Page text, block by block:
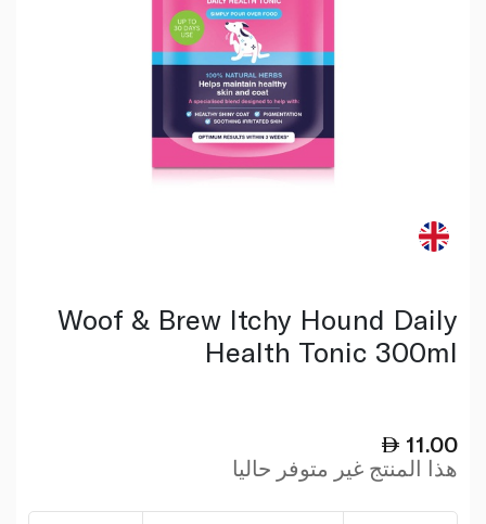
Woof & Brew Itchy Hound Daily
Health Tonic 300ml
11.00
هذا المنتج غير متوفر حاليا